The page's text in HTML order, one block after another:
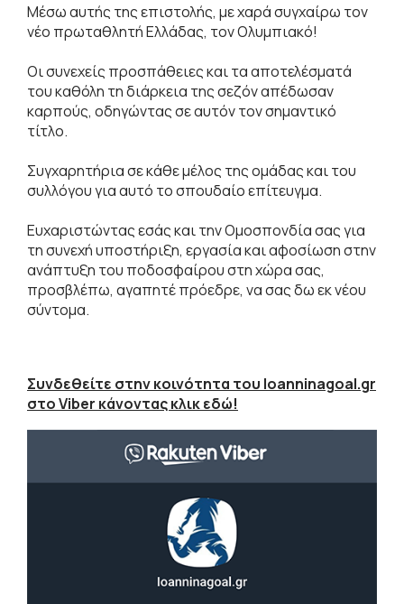
Μέσω αυτής της επιστολής, με χαρά συγχαίρω τον
νέο πρωταθλητή Ελλάδας, τον Ολυμπιακό!
Οι συνεχείς προσπάθειες και τα αποτελέσματά
του καθόλη τη διάρκεια της σεζόν απέδωσαν
καρπούς, οδηγώντας σε αυτόν τον σημαντικό
τίτλο.
Συγχαρητήρια σε κάθε μέλος της ομάδας και του
συλλόγου για αυτό το σπουδαίο επίτευγμα.
Ευχαριστώντας εσάς και την Ομοσπονδία σας για
τη συνεχή υποστήριξη, εργασία και αφοσίωση στην
ανάπτυξη του ποδοσφαίρου στη χώρα σας,
προσβλέπω, αγαπητέ πρόεδρε, να σας δω εκ νέου
σύντομα.
Συνδεθείτε στην κοινότητα του Ioanninagoal.gr
στο Viber κάνοντας κλικ εδώ!